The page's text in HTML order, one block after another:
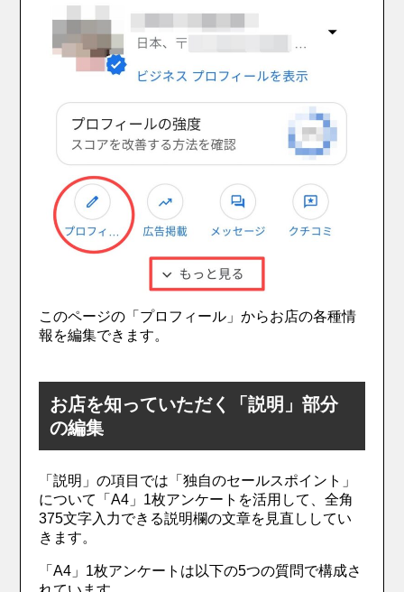
このページの「プロフィール」からお店の各種情
報を編集できます。
お店を知っていただく「説明」部分
の編集
「説明」の項目では「独自のセールスポイント」
について「A4」1枚アンケートを活用して、全角
375文字入力できる説明欄の文章を見直ししてい
きます。
「A4」1枚アンケートは以下の5つの質問で構成さ